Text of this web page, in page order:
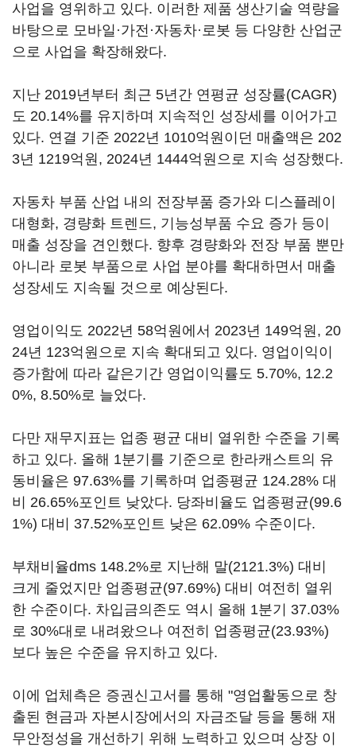
사업을 영위하고 있다. 이러한 제품 생산기술 역량을
바탕으로 모바일·가전·자동차·로봇 등 다양한 산업군
으로 사업을 확장해왔다.
지난 2019년부터 최근 5년간 연평균 성장률(CAGR)
도 20.14%를 유지하며 지속적인 성장세를 이어가고
있다. 연결 기준 2022년 1010억원이던 매출액은 202
3년 1219억원, 2024년 1444억원으로 지속 성장했다.
자동차 부품 산업 내의 전장부품 증가와 디스플레이
대형화, 경량화 트렌드, 기능성부품 수요 증가 등이
매출 성장을 견인했다. 향후 경량화와 전장 부품 뿐만
아니라 로봇 부품으로 사업 분야를 확대하면서 매출
성장세도 지속될 것으로 예상된다.
영업이익도 2022년 58억원에서 2023년 149억원, 20
24년 123억원으로 지속 확대되고 있다. 영업이익이
증가함에 따라 같은기간 영업이익률도 5.70%, 12.2
0%, 8.50%로 늘었다.
다만 재무지표는 업종 평균 대비 열위한 수준을 기록
하고 있다. 올해 1분기를 기준으로 한라캐스트의 유
동비율은 97.63%를 기록하며 업종평균 124.28% 대
비 26.65%포인트 낮았다. 당좌비율도 업종평균(99.6
1%) 대비 37.52%포인트 낮은 62.09% 수준이다.
부채비율dms 148.2%로 지난해 말(2121.3%) 대비
크게 줄었지만 업종평균(97.69%) 대비 여전히 열위
한 수준이다. 차입금의존도 역시 올해 1분기 37.03%
로 30%대로 내려왔으나 여전히 업종평균(23.93%)
보다 높은 수준을 유지하고 있다.
이에 업체측은 증권신고서를 통해 "영업활동으로 창
출된 현금과 자본시장에서의 자금조달 등을 통해 재
무안정성을 개선하기 위해 노력하고 있으며 상장 이